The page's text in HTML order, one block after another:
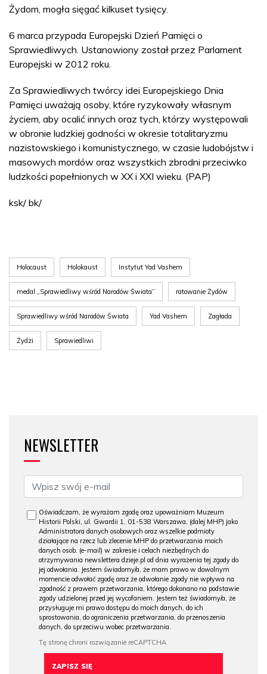
Żydom, mogła sięgać kilkuset tysięcy.
6 marca przypada Europejski Dzień Pamięci o
Sprawiedliwych. Ustanowiony został przez Parlament
Europejski w 2012 roku.
Za Sprawiedliwych twórcy idei Europejskiego Dnia
Pamięci uważają osoby, które ryzykowały własnym
życiem, aby ocalić innych oraz tych, którzy występowali
w obronie ludzkiej godności w okresie totalitaryzmu
nazistowskiego i komunistycznego, w czasie ludobójstw i
masowych mordów oraz wszystkich zbrodni przeciwko
ludzkości popełnionych w XX i XXI wieku. (PAP)
ksk/ bk/
Holocaust Holokaust Instytut Yad Vashem
medal „Sprawiedliwy wśród Narodów Świata” ratowanie Żydów
Sprawiedliwy wśród Narodów Świata Yad Vashem Zagłada
Żydzi Sprawiedliwi
NEWSLETTER
Oświadczam, że wyrażam zgodę oraz upoważniam Muzeum
Historii Polski, ul. Gwardii 1, 01-538 Warszawa, (dalej MHP) jako
Administratora danych osobowych oraz wszelkie podmioty
działające na rzecz lub zlecenie MHP do przetwarzania moich
danych osob. (e-mail) w zakresie i celach niezbędnych do
otrzymywania newslettera dzieje.pl od dnia wyrażenia tej zgody do
jej odwołania. Jestem świadomy/a, że mam prawo w dowolnym
momencie odwołać zgodę oraz że odwołanie zgody nie wpływa na
zgodność z prawem przetwarzania, którego dokonano na podstawie
zgody udzielonej przed jej wycofaniem. Jestem też świadomy/a, że
przysługuje mi prawo dostępu do moich danych, do ich
sprostowania, do ograniczenia przetwarzania, do przenoszenia
danych, do sprzeciwu wobec przetwarzania.